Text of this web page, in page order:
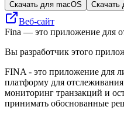
Скачать для macOS
Веб-сайт
Fina — это приложение для
Вы разработчик этого
FINA - это приложение для
платформу для
мониторинг транзакций и
принимать обоснованные